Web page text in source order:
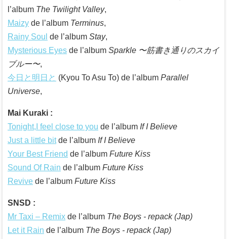
l’album The Twilight Valley,
Maizy de l’album Terminus,
Rainy Soul de l’album Stay,
Mysterious Eyes de l’album Sparkle 〜筋書き通りのスカイ
ブルー〜,
今日と明日と (Kyou To Asu To) de l’album Parallel
Universe,
Mai Kuraki :
Tonight,I feel close to you de l’album If I Believe
Just a little bitde l’album If I Believe
Your Best Friend de l’album Future Kiss
Sound Of Rain de l’album Future Kiss
Revive de l’album Future Kiss
SNSD :
Mr Taxi – Remix de l’album The Boys - repack (Jap)
Let it Rain de l’album The Boys - repack (Jap)